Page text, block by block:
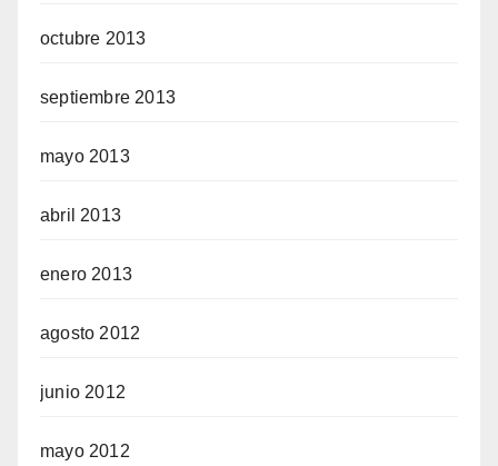
octubre 2013
septiembre 2013
mayo 2013
abril 2013
enero 2013
agosto 2012
junio 2012
mayo 2012